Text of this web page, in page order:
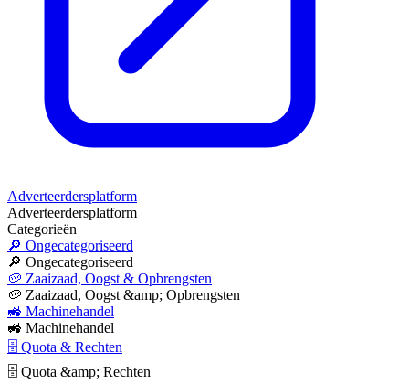
Adverteerdersplatform
Adverteerdersplatform
Categorieën
🔎 Ongecategoriseerd
🔎 Ongecategoriseerd
🥔 Zaaizaad, Oogst & Opbrengsten
🥔 Zaaizaad, Oogst &amp; Opbrengsten
🚜 Machinehandel
🚜 Machinehandel
🗄 Quota & Rechten
🗄 Quota &amp; Rechten